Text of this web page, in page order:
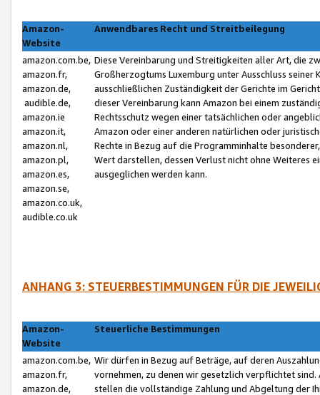
Amazon-
Website
Anwendbares Recht und Streitbeilegung
amazon.com.be,
amazon.fr,
amazon.de,
audible.de,
amazon.ie
amazon.it,
amazon.nl,
amazon.pl,
amazon.es,
amazon.se,
amazon.co.uk,
audible.co.uk
Diese Vereinbarung und Streitigkeiten aller Art, die
Großherzogtums Luxemburg unter Ausschluss
ausschließlichen Zuständigkeit der Gerichte im
dieser Vereinbarung kann Amazon bei einem
Rechtsschutz wegen einer tatsächlichen oder
Amazon oder einer anderen natürlichen oder
Rechte in Bezug auf die Programminhalte
Wert darstellen, dessen Verlust nicht ohne Weiteres
ausgeglichen werden kann.
ANHANG 3: STEUERBESTIMMUNGEN FÜR DIE
Amazon-
Website
Steuerliche Bestimmungen
amazon.com.be,
amazon.fr,
amazon.de,
Wir dürfen in Bezug auf Beträge, auf deren
vornehmen, zu denen wir gesetzlich verpflichtet
stellen die vollständige Zahlung und Abgeltung der